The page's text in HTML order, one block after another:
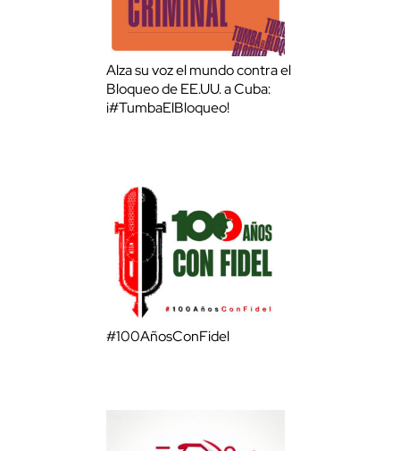
Alza su voz el mundo contra el
Bloqueo de EE.UU. a Cuba:
¡#TumbaElBloqueo!
#100AñosConFidel